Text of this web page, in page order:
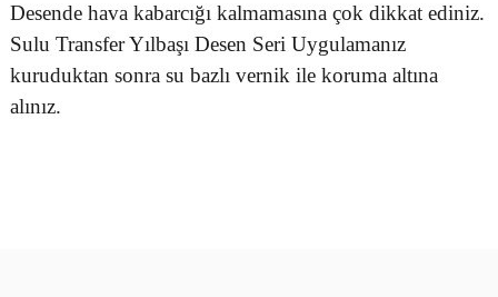
Desende hava kabarcığı kalmamasına çok dikkat ediniz.
Sulu Transfer Yılbaşı Desen Seri Uygulamanız
kuruduktan sonra su bazlı vernik ile koruma altına
alınız.